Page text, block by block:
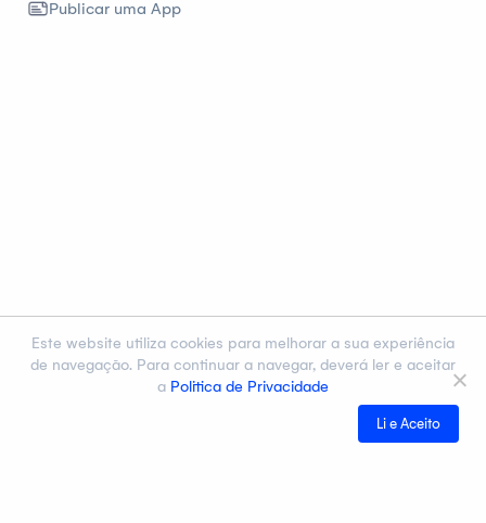
Publicar uma App
Este website utiliza cookies para melhorar a sua experiência
de navegação. Para continuar a navegar, deverá ler e aceitar
a Politica de Privacidade
Li e Aceito